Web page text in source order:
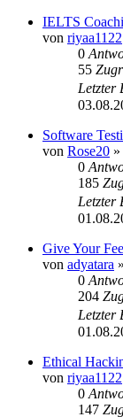
IELTS
von riyaa1122
0
55
Letzter
Software
von Rose20 »
0
185
Letzter
Give Your
von adyatara »
0
204
Letzter
Ethical
von riyaa1122
0
147